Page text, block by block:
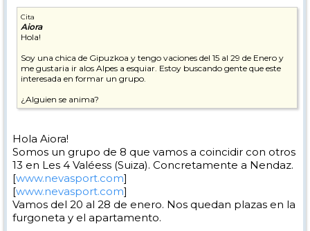
Cita
Aiora
Hola!
Soy una chica de Gipuzkoa y tengo vaciones del 15 al 29 de Enero y
me gustaria ir alos Alpes a esquiar. Estoy buscando gente que este
interesada en formar un grupo.
¿Alguien se anima?
Hola Aiora!
Somos un grupo de 8 que vamos a coincidir con otros
13 en Les 4 Valéess (Suiza). Concretamente a Nendaz.
[www.nevasport.com]
[www.nevasport.com]
Vamos del 20 al 28 de enero. Nos quedan plazas en la
furgoneta y el apartamento.